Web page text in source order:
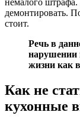
демонтировать.
стоит.
Речь в
нарушении
жизни как
Как не
кухонные